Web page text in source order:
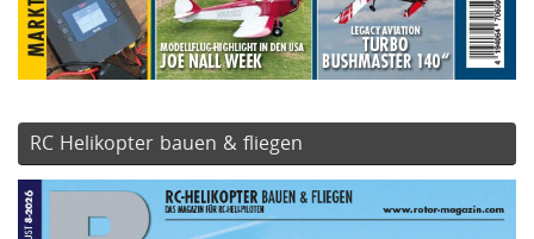
RC Helikopter bauen & fliegen